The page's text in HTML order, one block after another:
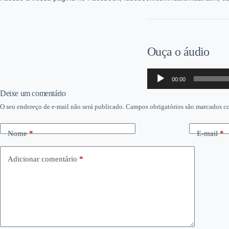
Ouça o áudio
Tocador
áudio
00:00
Deixe um comentário
O seu endereço de e-mail não será publicado. Campos obrigatórios são marcados
Nome* E-mail*
Adicionar comentário *